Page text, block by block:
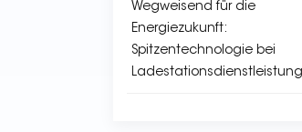
Wegweisend für die
Energiezukunft:
Spitzentechnologie bei